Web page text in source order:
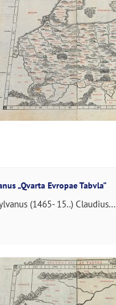
„Qvarta Evropae Tabvla”
(1465- 15..) Claudius...